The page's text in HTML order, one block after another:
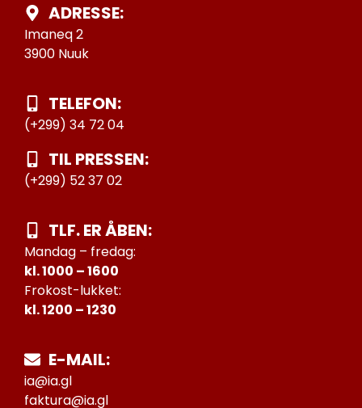
ADRESSE:
Imaneq 2
3900 Nuuk
TELEFON:
(+299) 34 72 04
TIL PRESSEN:
(+299) 52 37 02
TLF. ER ÅBEN:
Mandag – fredag:
kl. 1000 – 1600
Frokost-lukket:
kl. 1200 – 1230
E-MAIL:
ia@ia.gl
faktura@ia.gl